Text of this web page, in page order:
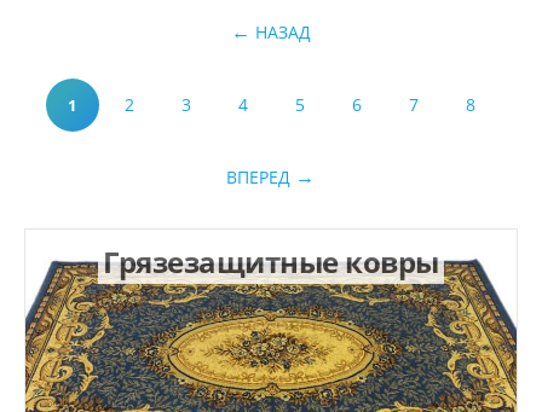
НАЗАД
1 2 3 4 5 6 7 8
ВПЕРЕД
Грязезащитные ковры